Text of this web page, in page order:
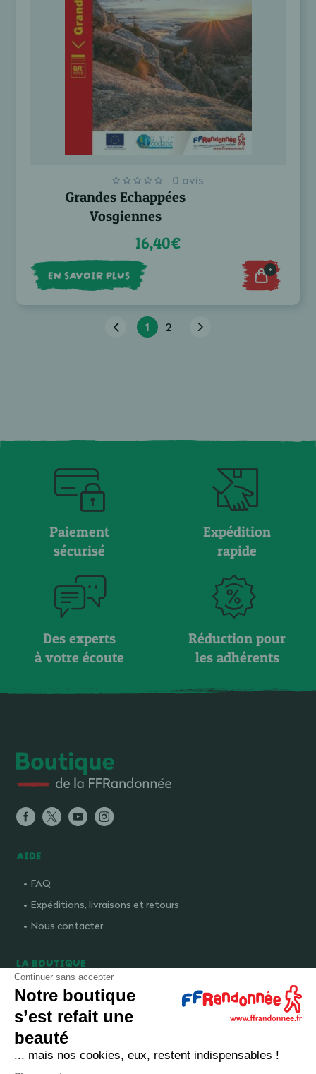
0 avis
Grandes Echappées
Vosgiennes
16,40€
EN SAVOIR PLUS +
1 2
Paiement
sécurisé
Expédition
rapide
Des experts
à votre écoute
Réduction pour
les adhérents
AIDE
FAQ
Expéditions, livraisons et retours
Nous contacter
LA BOUTIQUE
Qui sommes-nous ?
Comment devenir adhérent ?
Mentions légales
CGV et politique de confidentialité
Continuer sans accepter
Notre boutique
s’est refait une
beauté
... mais nos cookies, eux, restent indispensables !